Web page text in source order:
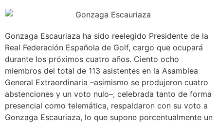
Gonzaga Escauriaza ha sido reelegido Presidente de la
Real Federación Española de Golf, cargo que ocupará
durante los próximos cuatro años. Ciento ocho
miembros del total de 113 asistentes en la Asamblea
General Extraordinaria –asimismo se produjeron cuatro
abstenciones y un voto nulo–, celebrada tanto de forma
presencial como telemática, respaldaron con su voto a
Gonzaga Escauriaza, lo que supone porcentualmente un